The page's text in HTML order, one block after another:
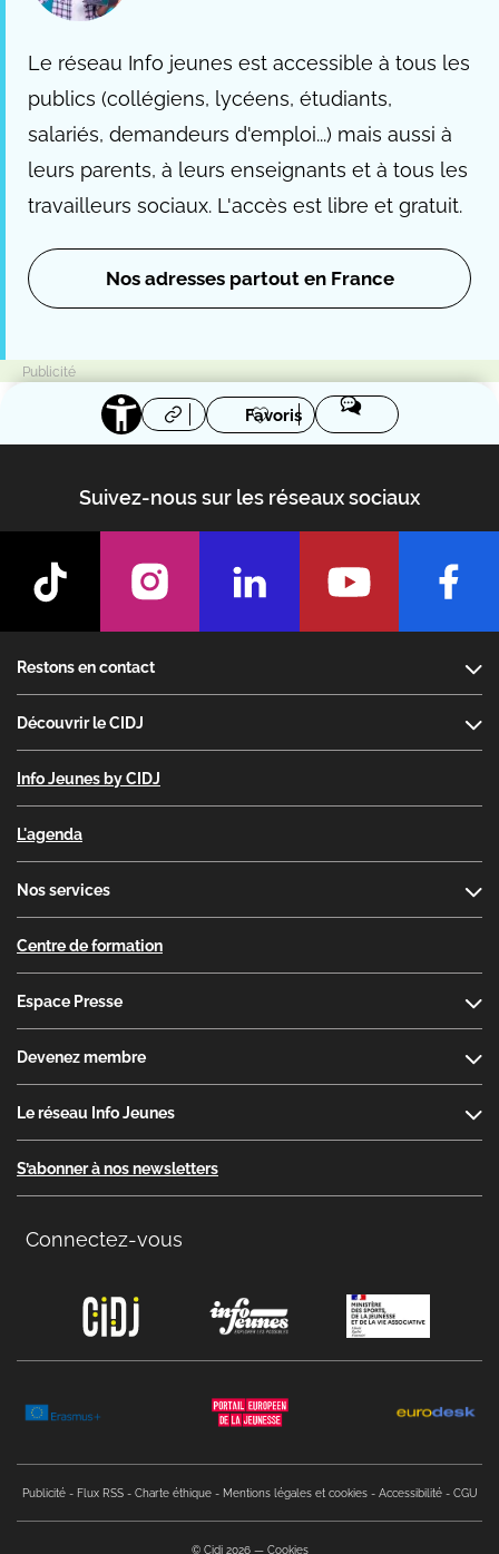
Le réseau Info jeunes est accessible à tous les
publics (collégiens, lycéens, étudiants,
salariés, demandeurs d'emploi...) mais aussi à
leurs parents, à leurs enseignants et à tous les
travailleurs sociaux. L'accès est libre et gratuit.
Nos adresses partout en France
Favoris
Suivez-nous sur les réseaux sociaux
Restons en contact
Découvrir le CIDJ
Info Jeunes by CIDJ
L'agenda
Nos services
Centre de formation
Espace Presse
Devenez membre
Le réseau Info Jeunes
S’abonner à nos newsletters
Connectez-vous
Publicité
Flux RSS Charte éthique Mentions légales et cookies Accessibilité CGU
© Cidj 2026 Cookies